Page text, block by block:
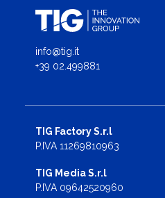
info@tig.it
+39 02.499881
TIG Factory S.r.l
P.IVA 11269810963
TIG Media S.r.l
P.IVA 09642520960